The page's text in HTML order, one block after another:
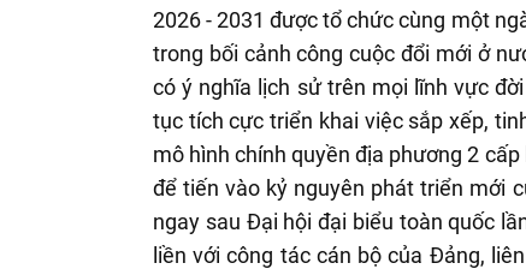
2026 - 2031 được tổ chức cùng một
trong bối cảnh công cuộc đổi mới ở
có ý nghĩa lịch sử trên mọi lĩnh vực
tục tích cực triển khai việc sắp xếp,
mô hình chính quyền địa phương 2
để tiến vào kỷ nguyên phát triển mới
ngay sau Đại hội đại biểu toàn quốc
liền với công tác cán bộ của Đảng,